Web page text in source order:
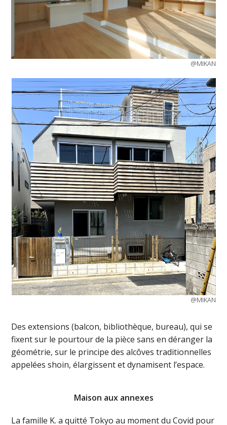
@MIKAN
@MIKAN
Des extensions (balcon, bibliothèque, bureau), qui se
fixent sur le pourtour de la pièce sans en déranger la
géométrie, sur le principe des alcôves traditionnelles
appelées shoin, élargissent et dynamisent l’espace.
Maison aux annexes
La famille K. a quitté Tokyo au moment du Covid pour